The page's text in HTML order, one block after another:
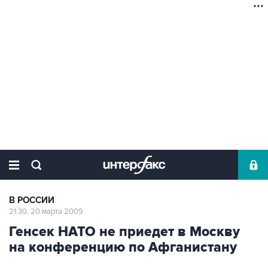
В РОССИИ
21:30, 20 марта 2009
Генсек НАТО не приедет в Москву
на конференцию по Афганистану